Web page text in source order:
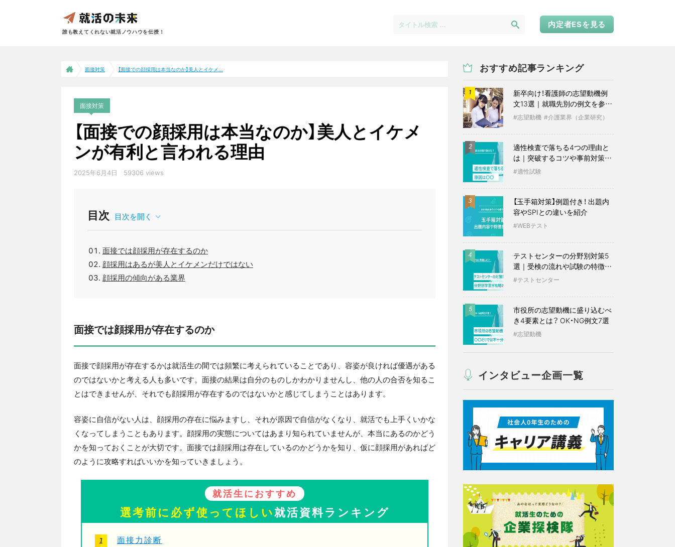
誰も教えてくれない就活ノウハウを伝授！
内定者ESを見る
面接対策 【面接での顔採用は本当なのか】美人とイケメ...
面接対策
【面接での顔採用は本当なのか】美人とイケメ
ンが有利と言われる理由
2025年6月4日 59306 views
目次 目次を開く
面接では顔採用が存在するのか
顔採用はあるが美人とイケメンだけではない
顔採用の傾向がある業界
面接では顔採用が存在するのか
面接で顔採用が存在するかは就活生の間では頻繁に考えられていることであり、容姿が良ければ優遇がある
のではないかと考える人も多いです。面接の結果は自分のものしかわかりませんし、他の人の合否を知るこ
とはできませんが、それでも顔採用が存在するのではないかと感じてしまうことはあります。
容姿に自信がない人は、顔採用の存在に悩みますし、それが原因で自信がなくなり、就活でも上手くいかな
くなってしまうこともあります。顔採用の実態についてはあまり知られていませんが、本当にあるのかどう
かを知っておくことが大切です。面接では顔採用は存在しているのかどうかを知り、仮に顔採用があればど
のように攻略すればいいかを知っていきましょう。
就活生におすすめ
選考前に必ず使ってほしい就活資料ランキング
面接力診断
おすすめ記事ランキング
1
新卒向け！看護師の志望動機例
文13選｜就職先別の例文を参考
に志望動機 介護業界（企業研究）
2
適性検査で落ちる4つの理由と
は｜突破するコツや事前対策も
紹介
適性試験
3
【玉手箱対策】例題付き！ 出題内
容やSPIとの違いを紹介
WEBテスト
4
テストセンターの分野別対策5
選｜受検の流れや試験の特徴も
紹介
テストセンター
5
市役所の志望動機に盛り込むべ
き4要素とは？ OK・NG例文7選
志望動機
インタビュー企画一覧